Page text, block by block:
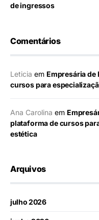
de ingressos
Comentários
Leticia em Empresária de
cursos para
Ana Carolina em
plataforma de cursos
estética
Arquivos
julho 2026